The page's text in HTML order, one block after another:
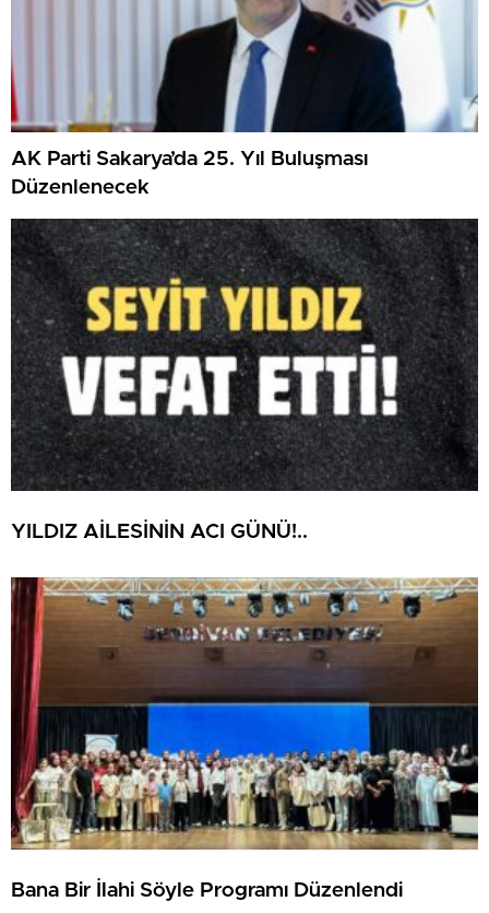
AK Parti Sakarya’da 25. Yıl Buluşması
Düzenlenecek
YILDIZ AİLESİNİN ACI GÜNÜ!..
Bana Bir İlahi Söyle Programı Düzenlendi